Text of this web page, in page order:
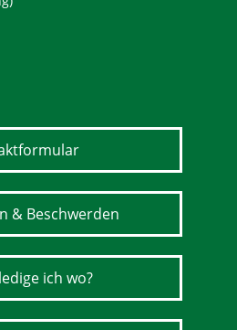
& Beschwerden
ich wo?